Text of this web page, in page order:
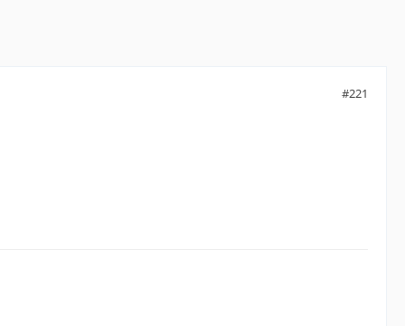
#221